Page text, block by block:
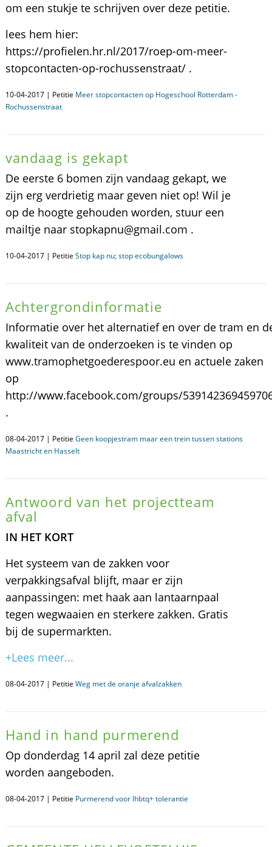
om een stukje te schrijven over deze petitie.
lees hem hier:
https://profielen.hr.nl/2017/roep-om-meer-
stopcontacten-op-rochussenstraat/ .
10-04-2017 | Petitie Meer stopcontacten op Hogeschool Rotterdam -
Rochussenstraat
vandaag is gekapt
De eerste 6 bomen zijn vandaag gekapt, we
zijn erg verdrietig maar geven niet op! Wil je
op de hoogte gehouden worden, stuur een
mailtje naar stopkapnu@gmail.com .
10-04-2017 | Petitie Stop kap nu; stop ecobungalows
Achtergrondinformatie
Informatie over het alternatief en over de tram en
kwaliteit van de onderzoeken is te vinden op
www.tramophetgoederespoor.eu en actuele zaken
op
http://www.facebook.com/groups/
.
08-04-2017 | Petitie Geen koopjestram maar een trein tussen stations
Maastricht en Hasselt
Antwoord van het projectteam
afval
IN HET KORT
Het systeem van de zakken voor
verpakkingsafval blijft, maar er zijn
aanpassingen: met haak aan lantaarnpaal
tegen wegwaaien en sterkere zakken. Gratis
bij de supermarkten.
+Lees meer...
08-04-2017 | Petitie Weg met de oranje afvalzakken
Hand in hand purmerend
Op donderdag 14 april zal deze petitie
worden aangeboden.
08-04-2017 | Petitie Purmerend voor lhbtq+ tolerantie